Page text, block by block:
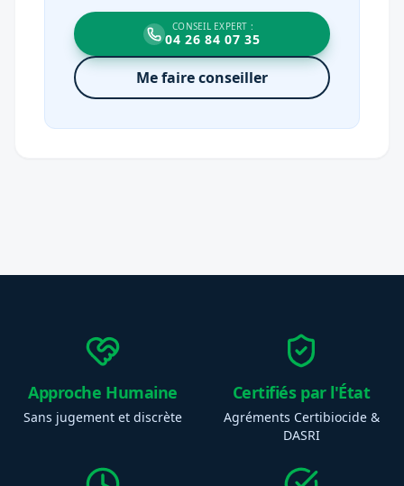
CONSEIL EXPERT :
04 26 84 07 35
Me faire conseiller
Approche Humaine
Sans jugement et discrète
Certifiés par l'État
Agréments Certibiocide &
DASRI